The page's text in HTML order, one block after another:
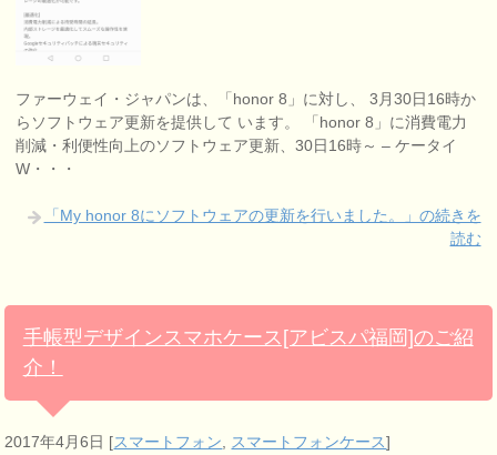
ファーウェイ・ジャパンは、「honor 8」に対し、 3月30日16時か
らソフトウェア更新を提供して います。 「honor 8」に消費電力
削減・利便性向上のソフトウェア更新、30日16時～ – ケータイ
W・・・
「My honor 8にソフトウェアの更新を行いました。」の続きを
読む
手帳型デザインスマホケース[アビスパ福岡]のご紹
介！
2017年4月6日 [スマートフォン, スマートフォンケース]